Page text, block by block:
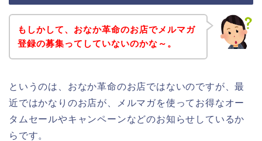
もしかして、おなか革命のお店でメルマガ
登録の募集ってしていないのかな～。
というのは、おなか革命のお店ではないのですが、最
近ではかなりのお店が、メルマガを使ってお得なオー
タムセールやキャンペーンなどのお知らせしているか
らです。